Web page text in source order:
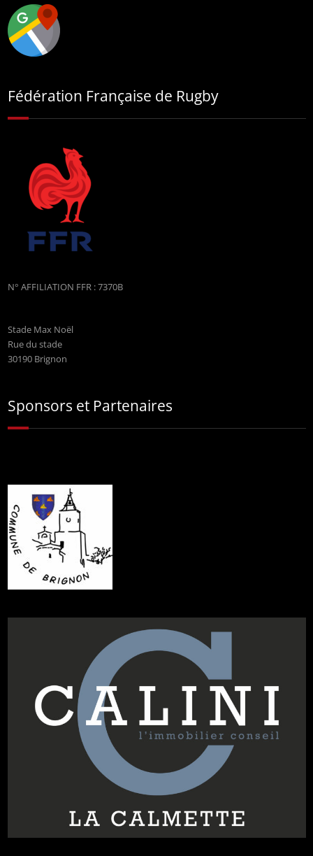
Fédération Française de Rugby
N° AFFILIATION FFR : 7370B
Stade Max Noël
Rue du stade
30190 Brignon
Sponsors et Partenaires